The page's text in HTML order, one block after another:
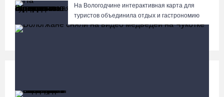
На Вологодчине интерактивная карта для
туристов объединила отдых и гастрономию